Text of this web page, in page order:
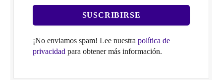
¡No enviamos spam! Lee nuestra política de
privacidad para obtener más información.